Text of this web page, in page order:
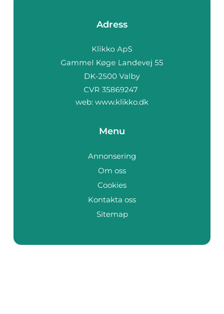
Adress
web: www.klikko.dk
Menu
Annonsering
Om oss
Cookies
Kontakta oss
Sitemap